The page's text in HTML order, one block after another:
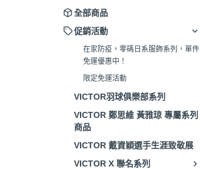
全部商品
促銷活動
在家防疫，零碼日系服飾系列，單件
免運優惠中！
限定免運活動
VICTOR羽球俱樂部系列
VICTOR 鄭思維 黃雅琼 專屬系列
商品
VICTOR 戴資穎選手生涯致敬展
VICTOR X 聯名系列